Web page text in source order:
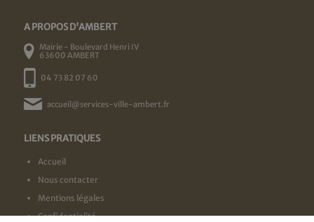
A PROPOS D'AMBERT
Mairie - Boulevard Henri IV
63600 AMBERT
04 73 82 07 60
accueil@services-ville-ambert.fr
LIENS PRATIQUES
Accueil
Nous contacter
Mentions légales
Confidentialité